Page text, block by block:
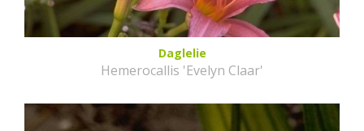
Daglelie
Hemerocallis 'Evelyn Claar'